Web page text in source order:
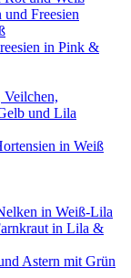
Freesien
in Pink &
Veilchen,
und Lila
in Weiß
in Weiß-Lila
in Lila &
Astern mit Grün